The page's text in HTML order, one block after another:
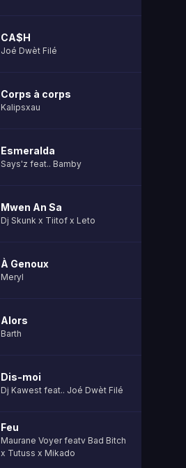
CA$H
Joé Dwèt Filé
Corps à corps
Kalipsxau
Esmeralda
Says'z feat.. Bamby
Mwen An Sa
Dj Skunk x Tiitof x Leto
À Genoux
Meryl
Alors
Barth
Dis-moi
Dj Kawest feat.. Joé Dwèt Filé
Feu
Maurane Voyer featv Bad Bitch
x Tutuss x Mikado